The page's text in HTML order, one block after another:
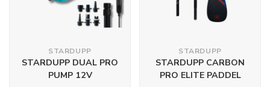
STARDUPP
STARDUPP DUAL PRO
PUMP 12V
STARDUPP
STARDUPP CARBON
PRO ELITE PADDEL